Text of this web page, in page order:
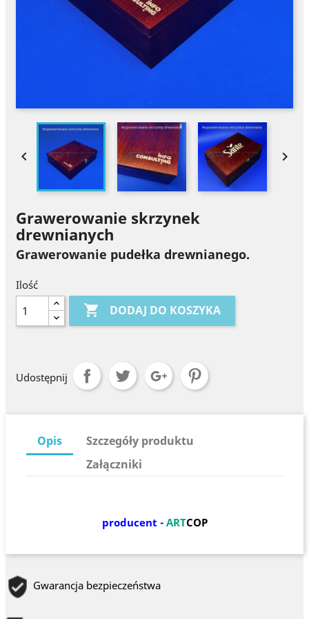
 
Grawerowanie skrzynek
drewnianych
Grawerowanie pudełka drewnianego.
Ilość
 DODAJ DO KOSZYKA
Udostępnij
Opis
Szczegóły produktu
Załączniki
producent - ARTCOP
Gwarancja bezpieczeństwa